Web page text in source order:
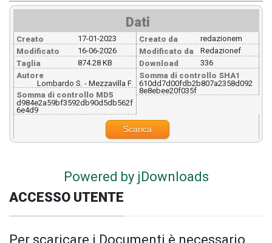
Dati
Creato
17-01-2023
Modificato
16-06-2026
Taglia
874.28 KB
Autore
Lombardo S. - Mezzavilla F.
Somma di controllo MD5
d984e2a59bf3592db90d5db562f
6e4d9
Creato da
redazionem
Modificato da
Redazionef
Download
336
Somma di controllo SHA1
610dd7d00fdb2b807a2358d092
8e8ebee20f035f
Scarica
Powered by jDownloads
ACCESSO UTENTE
Per scaricare i Documenti è necessario